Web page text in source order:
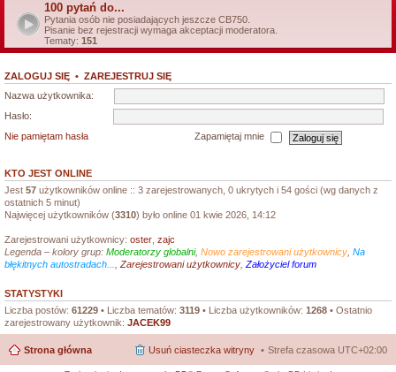
100 pytań do...
Pytania osób nie posiadających jeszcze CB750.
Pisanie bez rejestracji wymaga akceptacji moderatora.
Tematy: 151
ZALOGUJ SIĘ • ZAREJESTRUJ SIĘ
Nazwa użytkownika:
Hasło:
Nie pamiętam hasła
Zapamiętaj mnie
KTO JEST ONLINE
Jest 57 użytkowników online :: 3 zarejestrowanych, 0 ukrytych i 54 gości (wg danych z
ostatnich 5 minut)
Najwięcej użytkowników (3310) było online 01 kwie 2026, 14:12
Zarejestrowani użytkownicy: oster zajc
Legenda – kolory grup: Moderatorzy globalni, Nowo zarejestrowani użytkownicy Na
błękitnych autostradach...
Zarejestrowani użytkownicy Założyciel forum
STATYSTYKI
Liczba postów: 61229 • Liczba tematów: 3119 • Liczba użytkowników: 1268 • Ostatnio
zarejestrowany użytkownik: JACEK99
Strona główna Strefa czasowa UTC+02:00
Usuń ciasteczka witryny